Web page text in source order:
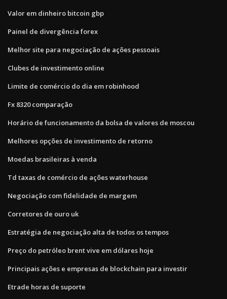
Valor em dinheiro bitcoin gbp
Painel de divergência forex
Melhor site para negociação de ações pessoais
Clubes de investimento online
Limite de comércio do dia em robinhood
Fx 8320 comparação
Horário de funcionamento da bolsa de valores de moscou
Melhores opções de investimento de retorno
Moedas brasileiras à venda
Td taxas de comércio de ações waterhouse
Negociação com fidelidade de margem
Corretores de ouro uk
Estratégia de negociação alta de todos os tempos
Preço do petróleo brent vive em dólares hoje
Principais ações e empresas de blockchain para investir
Etrade horas de suporte